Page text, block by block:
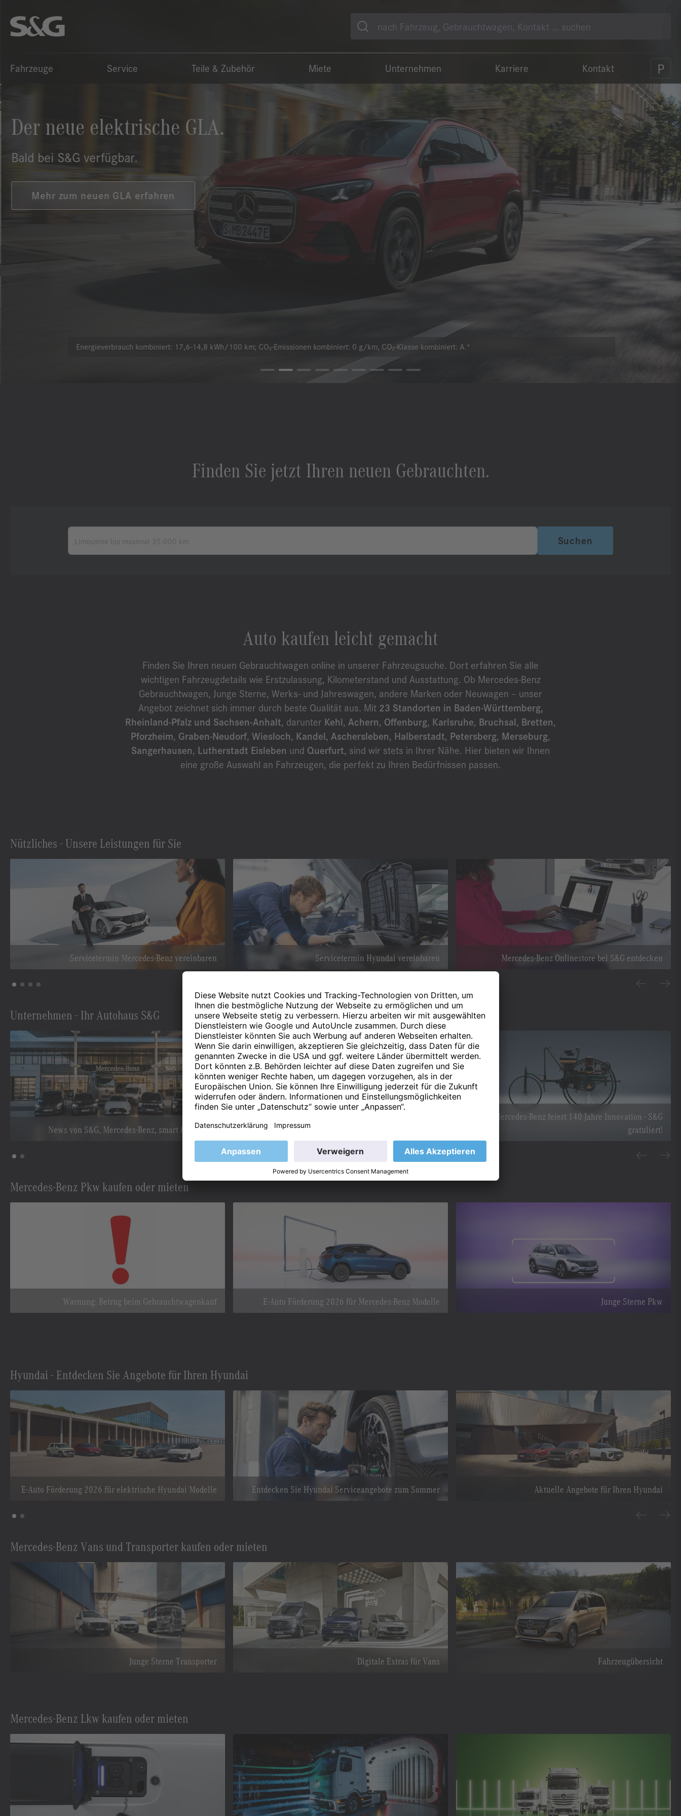
Suche
Fahrzeuge Service Teile & Zubehör Miete Unternehmen Karriere Kontakt
Der neue elektrische GLA.
Bald bei S&G verfügbar.
Mehr zum neuen GLA erfahren
Energieverbrauch kombiniert: 17,6-14,8 kWh/100 km; CO₂-Emissionen kombiniert: 0 g/km, CO₂-Klasse kombiniert: A.*
Finden Sie jetzt Ihren neuen Gebrauchten.
Suchen
Auto kaufen leicht gemacht
Finden Sie Ihren neuen Gebrauchtwagen online in unserer Fahrzeugsuche. Dort erfahren Sie alle
wichtigen Fahrzeugdetails wie Erstzulassung, Kilometerstand und Ausstattung. Ob Mercedes-Benz
Gebrauchtwagen, Junge Sterne, Werks- und Jahreswagen, andere Marken oder Neuwagen – unser
Angebot zeichnet sich immer durch beste Qualität aus. Mit 23 Standorten in Baden-Württemberg,
Rheinland-Pfalz und Sachsen-Anhalt, darunter Kehl, Achern, Offenburg, Karlsruhe, Bruchsal, Bretten,
Pforzheim, Graben-Neudorf, Wiesloch, Kandel, Aschersleben, Halberstadt, Petersberg, Merseburg,
Sangerhausen, Lutherstadt Eisleben und Querfurt, sind wir stets in Ihrer Nähe. Hier bieten wir Ihnen
eine große Auswahl an Fahrzeugen, die perfekt zu Ihren Bedürfnissen passen.
Nützliches - Unsere Leistungen für Sie
Servicetermin Mercedes-Benz vereinbaren Servicetermin Hyundai vereinbaren Mercedes-Benz Onlinestore bei S&G entdecken
Unternehmen - Ihr Autohaus S&G
News von S&G, Mercedes-Benz, smart & Hyundai Service mit Stern für 15 S&G Standorte
Mercedes-Benz feiert 140 Jahre Innovation - S&G
gratuliert!
Mercedes-Benz Pkw kaufen oder mieten
Warnung: Betrug beim Gebrauchtwagenkauf E-Auto Förderung 2026 für Mercedes-Benz Modelle Junge Sterne Pkw
Hyundai - Entdecken Sie Angebote für Ihren Hyundai
E-Auto Förderung 2026 für elektrische Hyundai Modelle Entdecken Sie Hyundai Serviceangebote zum Sommer Aktuelle Angebote für Ihren Hyundai
Mercedes-Benz Vans und Transporter kaufen oder mieten
Junge Sterne Transporter Digitale Extras für Vans Fahrzeugübersicht
Mercedes-Benz Lkw kaufen oder mieten